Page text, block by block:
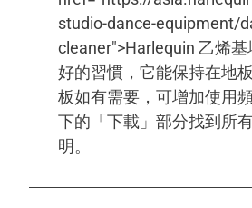
studio-dance-equipment/
cleaner">Harlequin 乙烯
好的習慣，它能保持在地
板如有需要，可增加使用
下的「下載」部分找到所
明。